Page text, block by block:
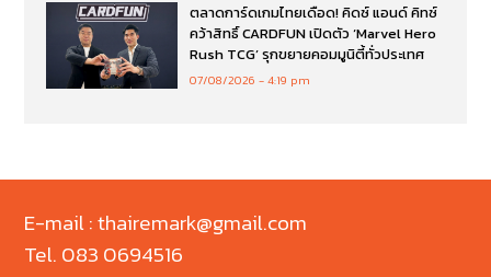
ตลาดการ์ดเกมไทยเดือด! คิดซ์ แอนด์ คิทซ์
คว้าสิทธิ์ CARDFUN เปิดตัว ‘Marvel Hero
Rush TCG’ รุกขยายคอมมูนิตี้ทั่วประเทศ
07/08/2026 4:19 pm
E-mail : thairemark@gmail.com
Tel. 083 0694516